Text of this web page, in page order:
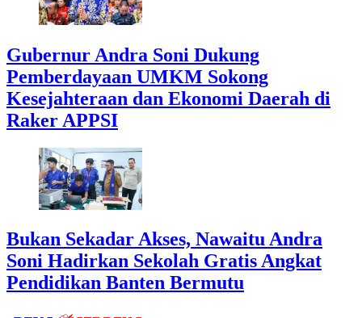
Gubernur Andra Soni Dukung
Pemberdayaan UMKM Sokong
Kesejahteraan dan Ekonomi Daerah di
Raker APPSI
Bukan Sekadar Akses, Nawaitu Andra
Soni Hadirkan Sekolah Gratis Angkat
Pendidikan Banten Bermutu